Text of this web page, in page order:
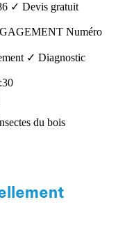
✓ Devis gratuit
Numéro
✓ Diagnostic
du bois